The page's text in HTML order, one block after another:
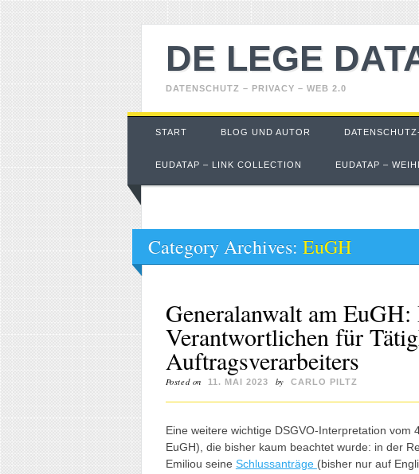
DE LEGE
DATENSCHUTZ – PRIVACY – WEB 2.0
Main menu
Skip
START BLOG UND AUTOR
EUDATAP – LINK COLLECTION EUDATAP –
Category Archives: EuGH
Generalanwalt am
Verantwortlichen für
Auftragsverarbeiters
Posted on 11. MAI 2023 by CARLO PILTZ
Eine weitere wichtige DSGVO-Interpretation vom
EuGH), die bisher kaum beachtet wurde: in der
Emiliou seine Schlussanträge (bisher nur auf